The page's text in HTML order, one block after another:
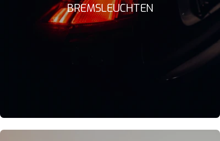
BREMSLEUCHTEN